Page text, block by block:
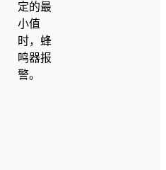
定的最
小值
时，蜂
鸣器报
警。